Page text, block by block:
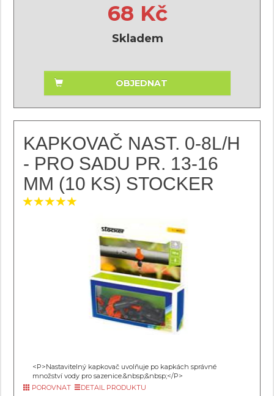
68 Kč
Skladem
OBJEDNAT
KAPKOVAČ NAST. 0-8L/H
- PRO SADU PR. 13-16
MM (10 KS) STOCKER
<P>Nastavitelný kapkovač uvolňuje po kapkách správné
množství vody pro sazenice.&nbsp;&nbsp;</P>
POROVNAT
DETAIL PRODUKTU